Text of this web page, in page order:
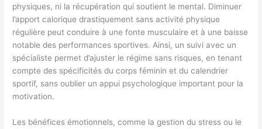
physiques, ni la récupération qui soutient le mental. Diminuer
l’apport calorique drastiquement sans activité physique
régulière peut conduire à une fonte musculaire et à une baisse
notable des performances sportives. Ainsi, un suivi avec un
spécialiste permet d’ajuster le régime sans risques, en tenant
compte des spécificités du corps féminin et du calendrier
sportif, sans oublier un appui psychologique important pour la
motivation.
Les bénéfices émotionnels, comme la gestion du stress ou le